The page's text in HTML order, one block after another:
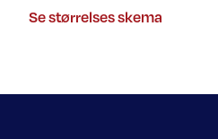
Se størrelses skema